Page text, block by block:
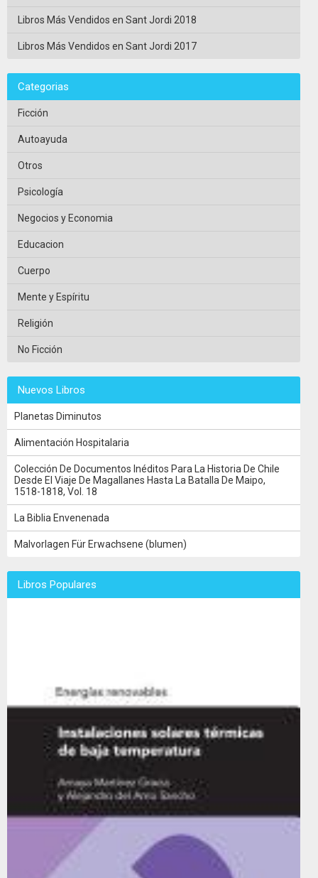
Libros Más Vendidos en Sant Jordi 2018
Libros Más Vendidos en Sant Jordi 2017
Categorias
Ficción
Autoayuda
Otros
Psicología
Negocios y Economia
Educacion
Cuerpo
Mente y Espíritu
Religión
No Ficción
Nuevos Libros
Planetas Diminutos
Alimentación Hospitalaria
Colección De Documentos Inéditos Para La Historia De Chile
Desde El Viaje De Magallanes Hasta La Batalla De Maipo,
1518-1818, Vol. 18
La Biblia Envenenada
Malvorlagen Für Erwachsene (blumen)
Libros Populares